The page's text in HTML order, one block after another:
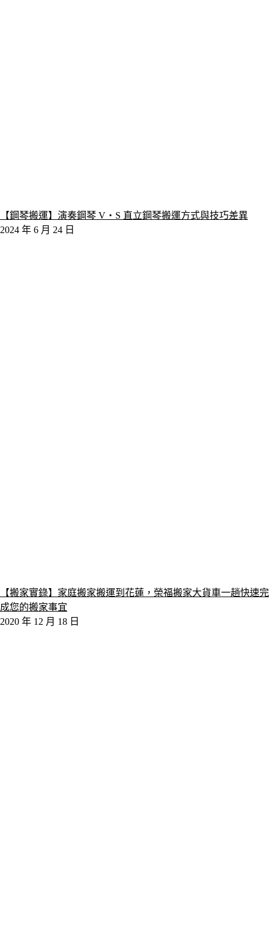
【鋼琴搬運】演奏鋼琴 V‧S 直立鋼琴搬運方式與技巧差異
2024 年 6 月 24 日
【搬家實錄】家庭搬家搬運到花蓮，榮福搬家大貨車一趟快速完
成您的搬家事宜
2020 年 12 月 18 日